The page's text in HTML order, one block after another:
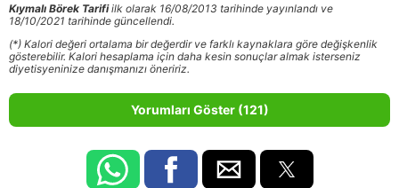
Kıymalı Börek Tarifiilk olarak 16/08/2013 tarihinde yayınlandı ve
18/10/2021 tarihinde güncellendi.
(*) Kalori değeri ortalama bir değerdir ve farklı kaynaklara göre değişkenlik
gösterebilir. Kalori hesaplama için daha kesin sonuçlar almak isterseniz
diyetisyeninize danışmanızı öneririz.
Yorumları Göster (121)